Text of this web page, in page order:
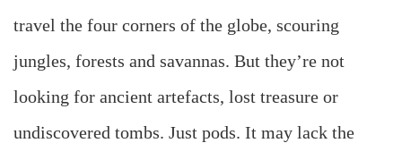
travel the four corners of the globe, scouring
jungles, forests and savannas. But they’re not
looking for ancient artefacts, lost treasure or
undiscovered tombs. Just pods. It may lack the